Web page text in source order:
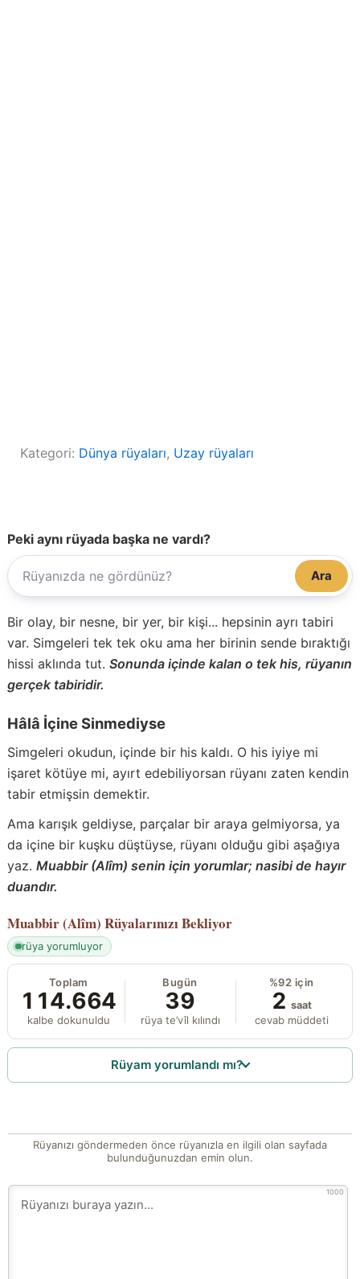
Kategori: Dünya rüyaları, Uzay rüyaları
Peki aynı rüyada başka ne vardı?
Ara
Bir olay, bir nesne, bir yer, bir kişi... hepsinin ayrı tabiri
var. Simgeleri tek tek oku ama her birinin sende bıraktığı
hissi aklında tut. Sonunda içinde kalan o tek his, rüyanın
gerçek tabiridir.
Hâlâ İçine Sinmediyse
Simgeleri okudun, içinde bir his kaldı. O his iyiye mi
işaret kötüye mi, ayırt edebiliyorsan rüyanı zaten kendin
tabir etmişsin demektir.
Ama karışık geldiyse, parçalar bir araya gelmiyorsa, ya
da içine bir kuşku düştüyse, rüyanı olduğu gibi aşağıya
yaz. Muabbir (Alîm) senin için yorumlar; nasibi de hayır
duandır.
Muabbir (Alîm) Rüyalarınızı Bekliyor
rüya yorumluyor
Toplam
114.664
kalbe dokunuldu
Bugün
39
rüya te’vîl kılındı
%92 için
2 saat
cevab müddeti
Rüyam yorumlandı mı?
Rüyanızı göndermeden önce rüyanızla en ilgili olan sayfada
bulunduğunuzdan emin olun.
1000